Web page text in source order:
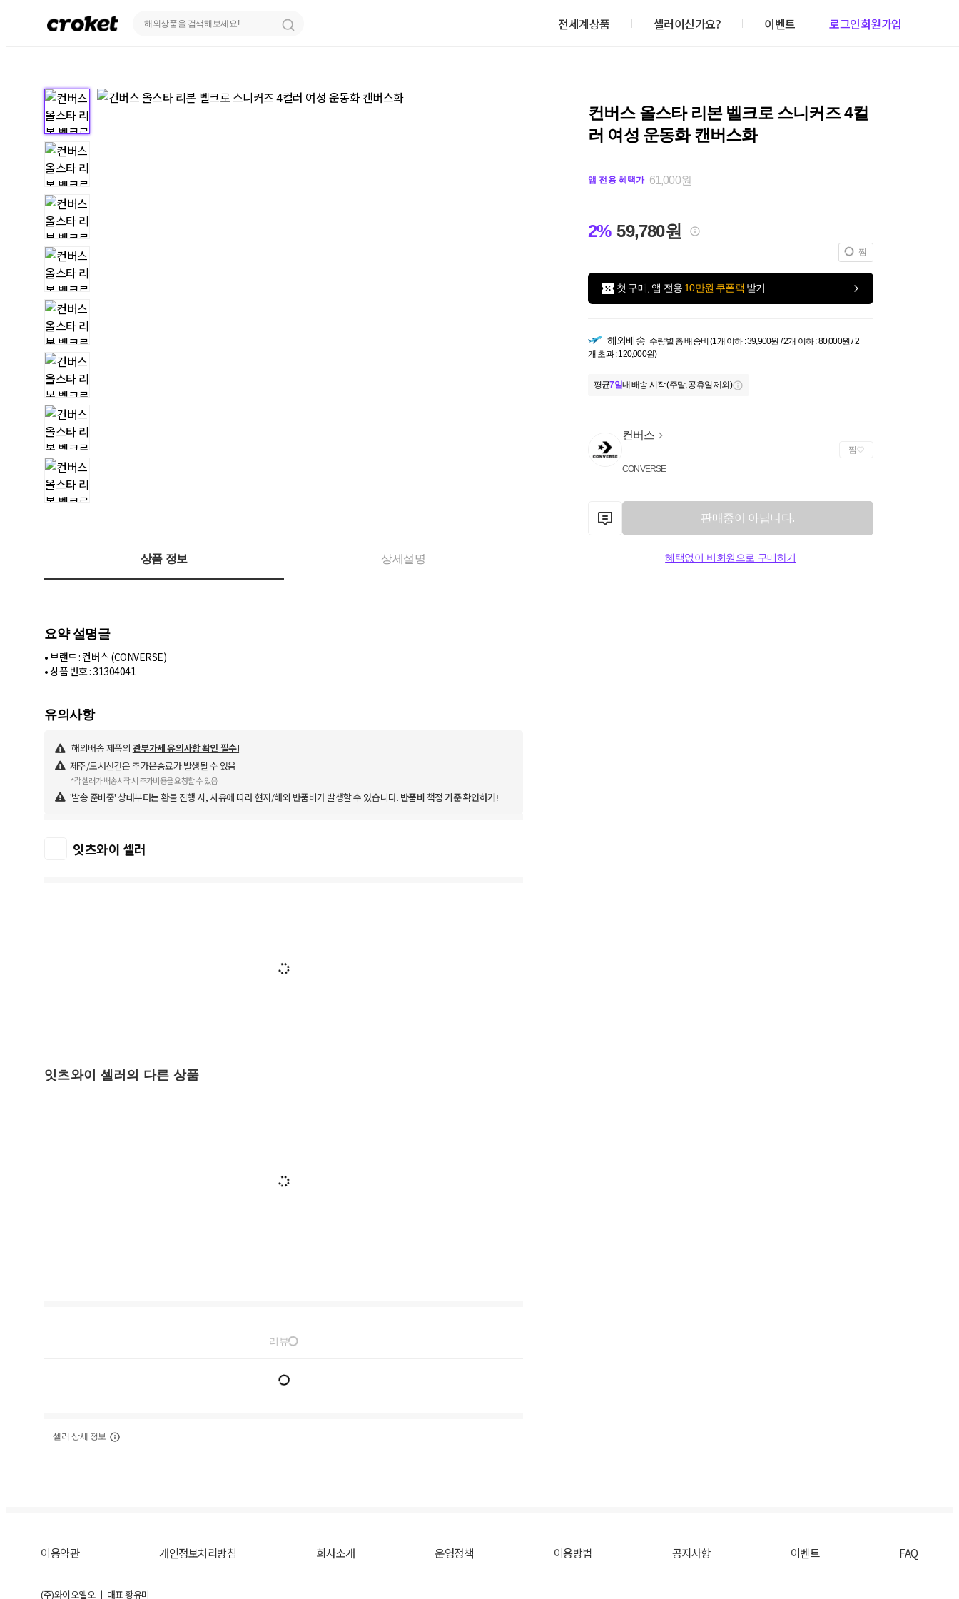
전세계상품 셀러이신가요? 이벤트 로그인회원가입
컨버스 올스타 리본 벨크로 스니커즈 4컬
러 여성 운동화 캔버스화
앱 전용 혜택가 61,000원
2% 59,780원
찜
첫 구매, 앱 전용 10만원 쿠폰팩 받기
해외배송 수량별 총 배송비 (1개 이하 : 39,900원 / 2개 이하 : 80,000원 / 2
개 초과 : 120,000원)
평균7일내 배송 시작 (주말, 공휴일 제외)
컨버스
CONVERSE
찜
판매중이 아닙니다.
혜택없이 비회원으로 구매하기
상품 정보 상세설명
요약 설명글
• 브랜드 : 컨버스 (CONVERSE)
• 상품 번호 : 31304041
유의사항
해외배송 제품의 관부가세 유의사항 확인 필수!
제주/도서산간은 추가운송료가 발생될 수 있음
*각 셀러가 배송시작 시 추가비용을 요청할 수 있음
'발송 준비중' 상태부터는 환불 진행 시, 사유에 따라 현지/해외 반품비가 발생할 수 있습니다. 반품비 책정 기준 확인하기!
잇츠와이 셀러
잇츠와이 셀러의 다른 상품
리뷰
셀러 상세 정보
이용약관 개인정보처리방침 회사소개 운영정책 이용방법 공지사항 이벤트 FAQ
(주)와이오엘오 ㅣ 대표 황유미